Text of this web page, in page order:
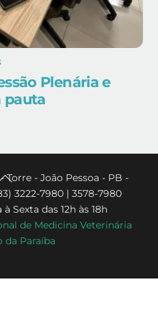
Plenária e
pauta
Back
To
Top
Torre - João Pessoa - PB -
3222-7980 | 3578-7980
Sexta das 12h às 18h
de Medicina Veterinária
da Paraíba